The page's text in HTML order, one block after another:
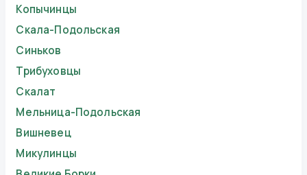
Копычинцы
Скала-Подольская
Синьков
Трибуховцы
Скалат
Мельница-Подольская
Вишневец
Микулинцы